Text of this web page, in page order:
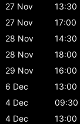
27 Nov
13:30
27 Nov
17:00
28 Nov
14:30
28 Nov
18:00
29 Nov
16:00
6 Dec
13:00
4 Dec
09:30
4 Dec
13:00